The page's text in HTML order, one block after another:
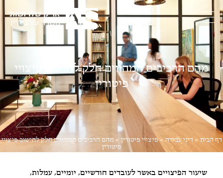
מהם הרכיבים המהווים חלק לחישוב פיצויי
פיטורין
דף הבית »דיני עבודה»פיצויי פיטורין » מהם הרכיבים המהווים חלק לחישוב פיצויי
פיטורין
שיעור הפיצויים באשר לעובדים חודשיים, יומיים, עמלות,